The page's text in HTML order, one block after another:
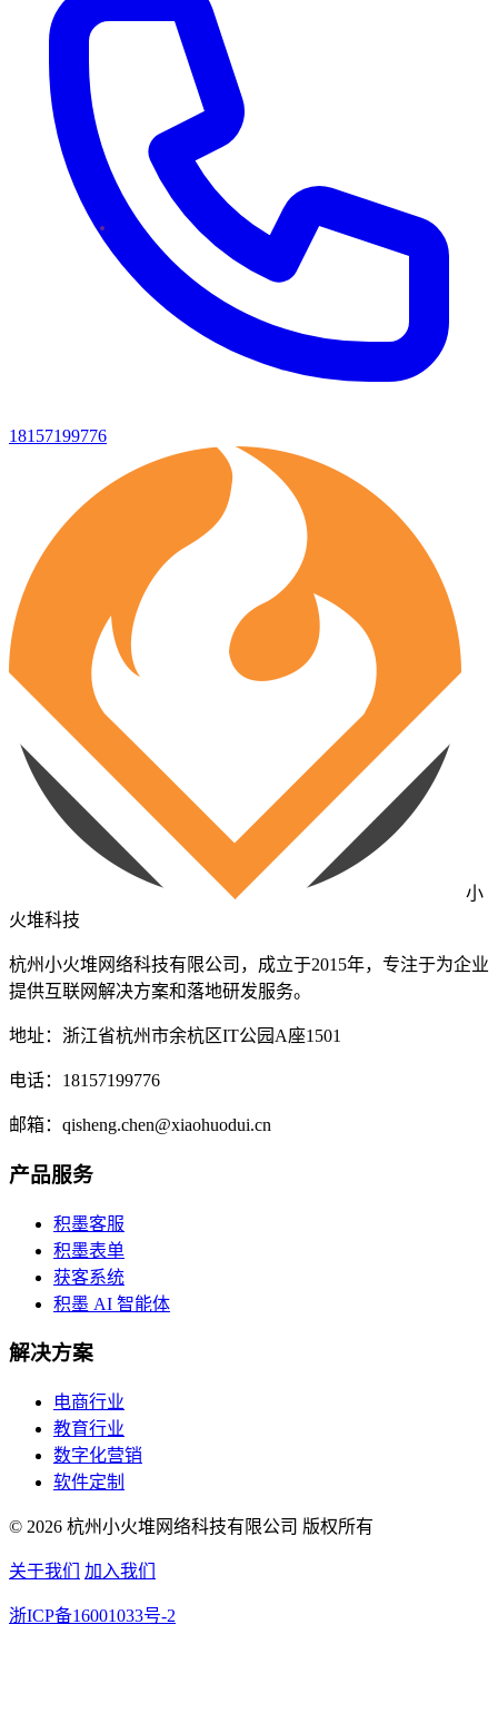
18157199776
小
火堆科技
杭州小火堆网络科技有限公司，成立于2015年，专注于为企业
提供互联网解决方案和落地研发服务。
地址：浙江省杭州市余杭区IT公园A座1501
电话：18157199776
邮箱：qisheng.chen@xiaohuodui.cn
产品服务
积墨客服
积墨表单
获客系统
积墨 AI 智能体
解决方案
电商行业
教育行业
数字化营销
软件定制
© 2026 杭州小火堆网络科技有限公司 版权所有
关于我们 加入我们
浙ICP备16001033号-2